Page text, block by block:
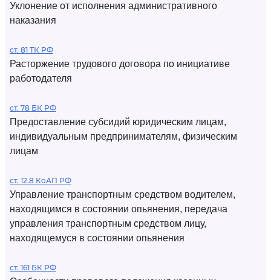
Уклонение от исполнения административного
наказания
ст. 81 ТК РФ
Расторжение трудового договора по инициативе
работодателя
ст. 78 БК РФ
Предоставление субсидий юридическим лицам,
индивидуальным предпринимателям, физическим
лицам
ст. 12.8 КоАП РФ
Управление транспортным средством водителем,
находящимся в состоянии опьянения, передача
управления транспортным средством лицу,
находящемуся в состоянии опьянения
ст. 161 БК РФ